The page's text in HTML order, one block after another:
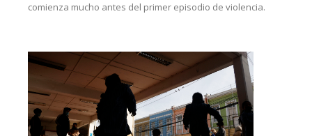
comienza mucho antes del primer episodio de violencia.